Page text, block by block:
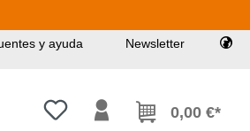
y ayuda Newsletter
Tienes 0 artículos en tu lista de
0,00 €*